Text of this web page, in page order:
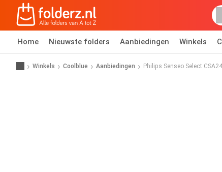
Home Nieuwste folders Aanbiedingen Winkels
Winkels Coolblue Aanbiedingen Philips Senseo Select